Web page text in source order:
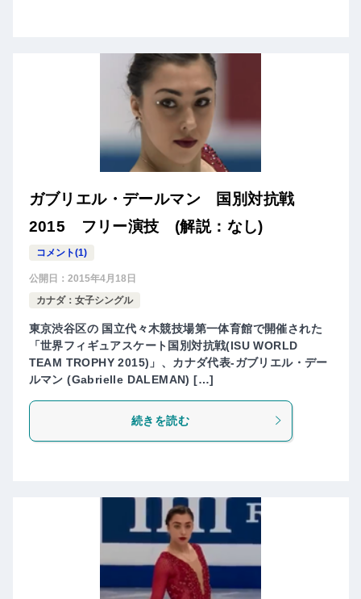
ガブリエル・デールマン 国別対抗戦
2015 フリー演技 (解説：なし)
コメント(1)
公開日： 2015年4月18日
カナダ：女子シングル
東京渋谷区の 国立代々木競技場第一体育館で開催された
「世界フィギュアスケート国別対抗戦(ISU WORLD
TEAM TROPHY 2015)」、カナダ代表-ガブリエル・デー
ルマン (Gabrielle DALEMAN) […]
続きを読む